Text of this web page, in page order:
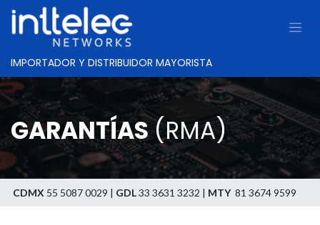
IMPORTADOR Y DISTRIBUIDOR MAYORISTA
GARANTÍAS(RMA)
CDMX 55 5087 0029 | GDL33 3631 3232 | MTY81 3674 9599